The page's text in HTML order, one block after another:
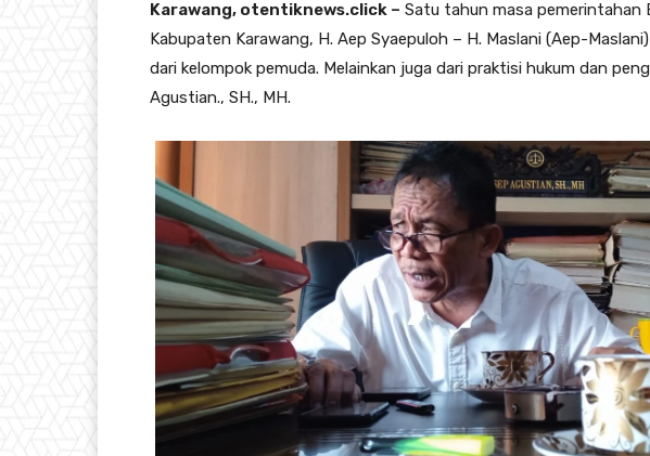
Karawang, otentiknews.click – Satu tahun masa pemerintahan
Kabupaten Karawang, H. Aep Syaepuloh – H. Maslani (Aep-
dari kelompok pemuda. Melainkan juga dari praktisi hukum dan
Agustian., SH., MH.